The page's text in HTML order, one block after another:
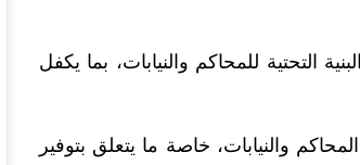
التحتية للمحاكم والنيابات، بما يكفل
والنيابات، خاصة ما يتعلق بتوفير